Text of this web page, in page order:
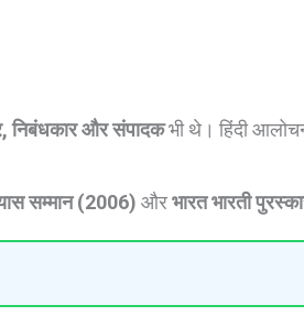
निबंधकार और संपादकभी थे। हिंदी
सम्मान (2006) औरभारत भारती